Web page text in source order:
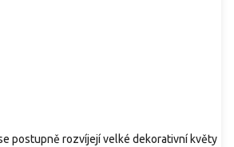
postupně rozvíjejí velké dekorativní květy